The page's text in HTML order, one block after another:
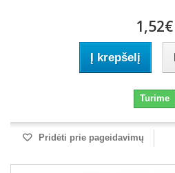
1,52€
Į krepšelį
Turime
Pridėti prie pageidavimų